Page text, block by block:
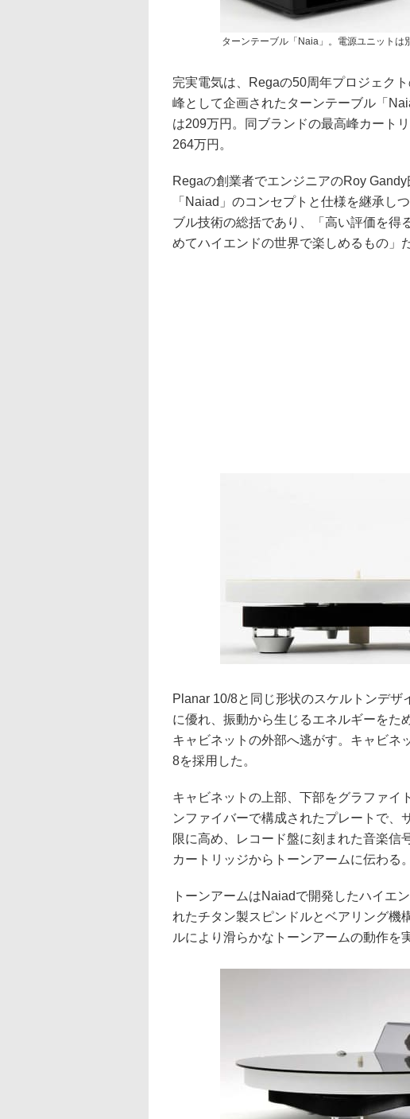
ターンテーブル「Naia」。電源ユニットは
完実電気は、Regaの50周年プロジェク
峰として企画されたターンテーブル「
は209万円。同ブランドの最高峰カート
264万円。
Regaの創業者でエンジニアのRoy
「Naiad」のコンセプトと仕様を継承し
ブル技術の総括であり、「高い評価を得
めてハイエンドの世界で楽しめるもの」
Planar 10/8と同じ形状のスケルトンデ
に優れ、振動から生じるエネルギーをた
キャビネットの外部へ逃がす。キャビ
8を採用した。
キャビネットの上部、下部をグラファイ
ンファイバーで構成されたプレートで、
限に高め、レコード盤に刻まれた音楽信
カートリッジからトーンアームに伝わる。
トーンアームはNaiadで開発したハイエ
れたチタン製スピンドルとベアリング機
ルにより滑らかなトーンアームの動作を